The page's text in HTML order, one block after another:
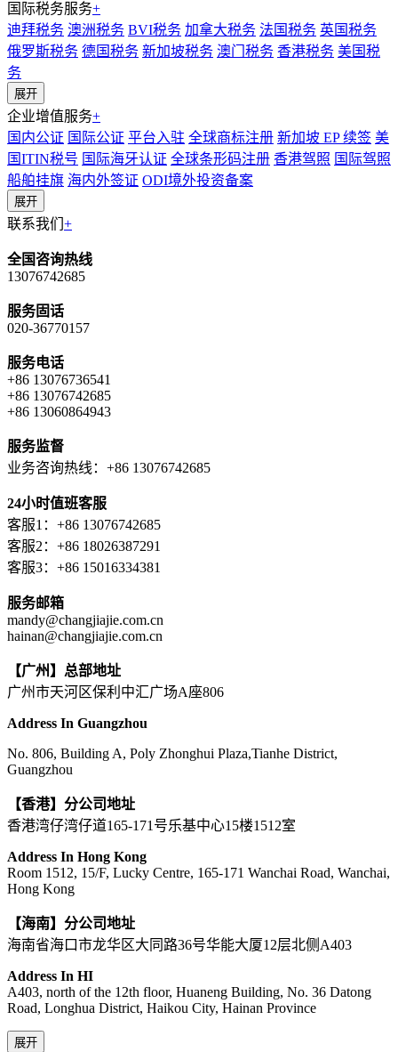
国际税务服务+
迪拜税务 澳洲税务 BVI税务 加拿大税务 法国税务 英国税务
俄罗斯税务 德国税务 新加坡税务 澳门税务 香港税务 美国税
务
展开
企业增值服务+
国内公证 国际公证 平台入驻 全球商标注册 新加坡 EP 续签 美
国ITIN税号 国际海牙认证 全球条形码注册 香港驾照 国际驾照
船舶挂旗 海内外签证 ODI境外投资备案
展开
联系我们 +
全国咨询热线
13076742685
服务固话
020-36770157
服务电话
+86 13076736541
+86 13076742685
+86 13060864943
服务监督
业务咨询热线：+86 13076742685
24小时值班客服
客服1：+86 13076742685
客服2：+86 18026387291
客服3：+86 15016334381
服务邮箱
mandy@changjiajie.com.cn
hainan@changjiajie.com.cn
【广州】总部地址
广州市天河区保利中汇广场A座806
Address In Guangzhou
No. 806, Building A, Poly Zhonghui Plaza,Tianhe District,
Guangzhou
【香港】分公司地址
香港湾仔湾仔道165-171号乐基中心15楼1512室
Address In Hong Kong
Room 1512, 15/F, Lucky Centre, 165-171 Wanchai Road, Wanchai,
Hong Kong
【海南】分公司地址
海南省海口市龙华区大同路36号华能大厦12层北侧A403
Address In HI
A403, north of the 12th floor, Huaneng Building, No. 36 Datong
Road, Longhua District, Haikou City, Hainan Province
展开